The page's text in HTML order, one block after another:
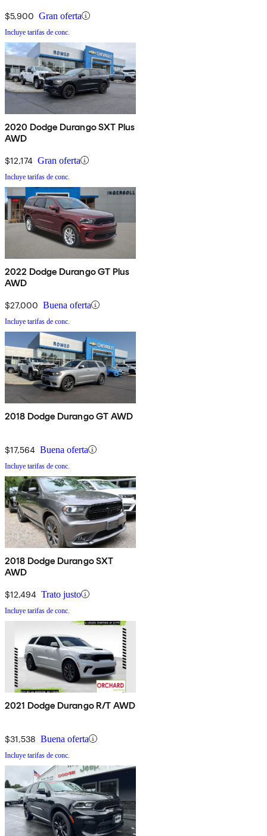
$5,900 Gran oferta
Incluye tarifas de conc.
2020 Dodge Durango SXT Plus
AWD
$12,174 Gran oferta
Incluye tarifas de conc.
2022 Dodge Durango GT Plus
AWD
$27,000 Buena oferta
Incluye tarifas de conc.
2018 Dodge Durango GT AWD
$17,564 Buena oferta
Incluye tarifas de conc.
2018 Dodge Durango SXT
AWD
$12,494 Trato justo
Incluye tarifas de conc.
2021 Dodge Durango R/T AWD
$31,538 Buena oferta
Incluye tarifas de conc.